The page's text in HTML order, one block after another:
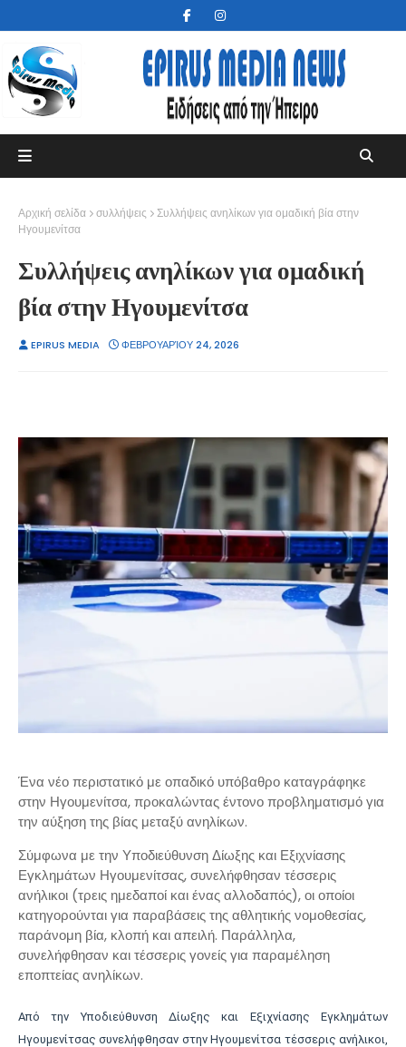
Αρχική σελίδα συλλήψεις
Συλλήψεις ανηλίκων για ομαδική βία στην
Ηγουμενίτσα
Συλλήψεις ανηλίκων για ομαδική
βία στην Ηγουμενίτσα
EPIRUS MEDIA ΦΕΒΡΟΥΑΡΊΟΥ 24, 2026
Ένα νέο περιστατικό με οπαδικό υπόβαθρο καταγράφηκε
στην Ηγουμενίτσα, προκαλώντας έντονο προβληματισμό για
την αύξηση της βίας μεταξύ ανηλίκων.
Σύμφωνα με την Υποδιεύθυνση Δίωξης και Εξιχνίασης
Εγκλημάτων Ηγουμενίτσας, συνελήφθησαν τέσσερις
ανήλικοι (τρεις ημεδαποί και ένας αλλοδαπός), οι οποίοι
κατηγορούνται για παραβάσεις της αθλητικής νομοθεσίας,
παράνομη βία, κλοπή και απειλή. Παράλληλα,
συνελήφθησαν και τέσσερις γονείς για παραμέληση
εποπτείας ανηλίκων.
Από την Υποδιεύθυνση Δίωξης και Εξιχνίασης Εγκλημάτων
Ηγουμενίτσας συνελήφθησαν στην Ηγουμενίτσα τέσσερις ανήλικοι,